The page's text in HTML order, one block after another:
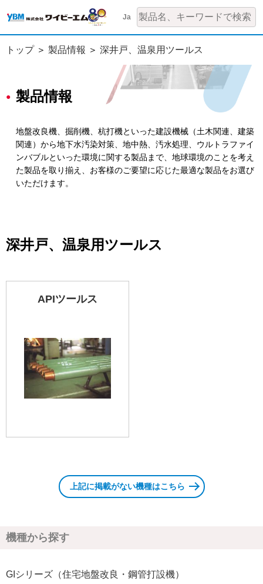
Ja
トップ 製品情報 深井戸、温泉用ツールス
製品情報
地盤改良機、掘削機、杭打機といった建設機械（土木関連、建築
関連）から地下水汚染対策、地中熱、汚水処理、ウルトラファイ
ンバブルといった環境に関する製品まで、地球環境のことを考え
た製品を取り揃え、お客様のご要望に応じた最適な製品をお選び
いただけます。
深井戸、温泉用ツールス
APIツールス
上記に掲載がない機種はこちら
機種から探す
GIシリーズ（住宅地盤改良・鋼管打設機）